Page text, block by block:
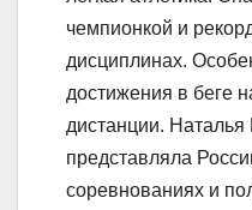
чемпионкой и
дисциплинах.
достижения в беге
дистанции.
представляла
соревнованиях и